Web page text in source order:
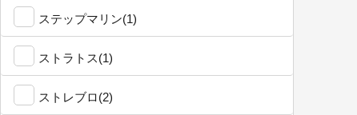
ステップマリン(1)
ストラトス(1)
ストレブロ(2)